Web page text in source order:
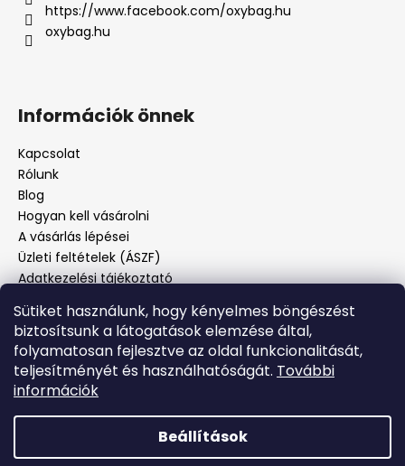
Sütiket használunk, hogy kényelmes böngészést
biztosítsunk a látogatások elemzése által,
folyamatosan fejlesztve az oldal funkcionalitását,
teljesítményét és használhatóságát. További
információk
Beállítások
https://www.facebook.com/oxybag.hu
oxybag.hu
Információk önnek
Kapcsolat
Rólunk
Blog
Hogyan kell vásárolni
A vásárlás lépései
Üzleti feltételek (ÁSZF)
Adatkezelési tájékoztató
Panaszjelenté
Facebook